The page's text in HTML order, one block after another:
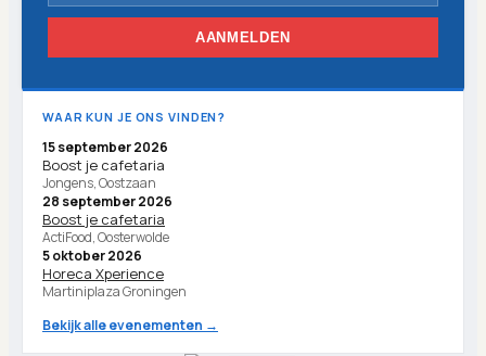
AANMELDEN
WAAR KUN JE ONS VINDEN?
15 september 2026
Boost je cafetaria
Jongens, Oostzaan
28 september 2026
Boost je cafetaria
ActiFood, Oosterwolde
5 oktober 2026
Horeca Xperience
Martiniplaza Groningen
Bekijk alle evenementen →